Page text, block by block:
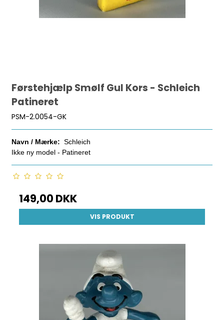
Førstehjælp Smølf Gul Kors - Schleich
Patineret
PSM-2.0054-GK
Navn / Mærke: Schleich
Ikke ny model - Patineret
149,00 DKK
VIS PRODUKT